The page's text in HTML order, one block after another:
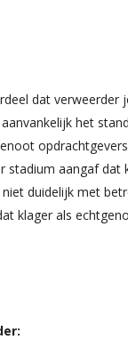
dat
het
stadium aangaf
duidelijk met
klager als